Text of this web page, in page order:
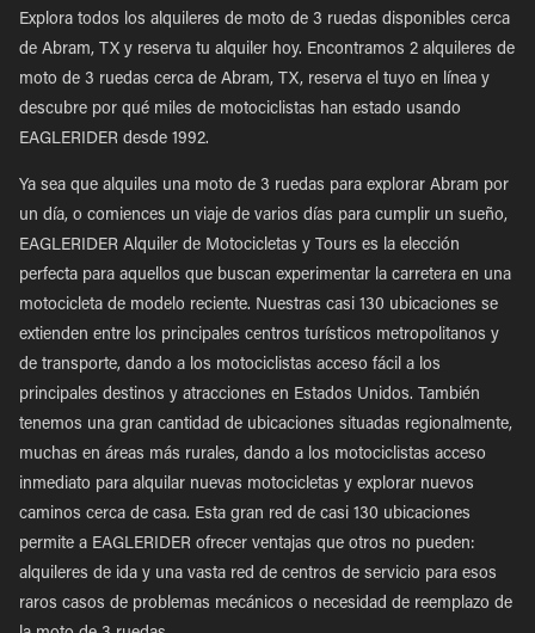
Explora todos los alquileres de moto de 3 ruedas disponibles cerca
de Abram, TX y reserva tu alquiler hoy. Encontramos 2 alquileres de
moto de 3 ruedas cerca de Abram, TX, reserva el tuyo en línea y
descubre por qué miles de motociclistas han estado usando
EAGLERIDER desde 1992.
Ya sea que alquiles una moto de 3 ruedas para explorar Abram por
un día, o comiences un viaje de varios días para cumplir un sueño,
EAGLERIDER Alquiler de Motocicletas y Tours es la elección
perfecta para aquellos que buscan experimentar la carretera en una
motocicleta de modelo reciente. Nuestras casi 130 ubicaciones se
extienden entre los principales centros turísticos metropolitanos y
de transporte, dando a los motociclistas acceso fácil a los
principales destinos y atracciones en Estados Unidos. También
tenemos una gran cantidad de ubicaciones situadas regionalmente,
muchas en áreas más rurales, dando a los motociclistas acceso
inmediato para alquilar nuevas motocicletas y explorar nuevos
caminos cerca de casa. Esta gran red de casi 130 ubicaciones
permite a EAGLERIDER ofrecer ventajas que otros no pueden:
alquileres de ida y una vasta red de centros de servicio para esos
raros casos de problemas mecánicos o necesidad de reemplazo de